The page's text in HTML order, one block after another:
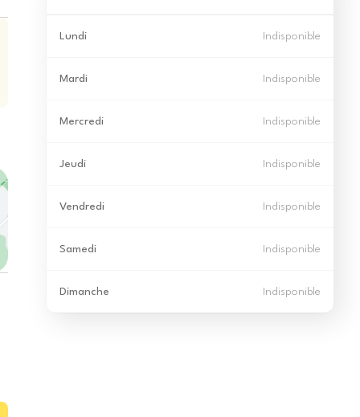
Lundi Indisponible
Mardi Indisponible
Mercredi Indisponible
Jeudi Indisponible
Vendredi Indisponible
Samedi Indisponible
Dimanche Indisponible